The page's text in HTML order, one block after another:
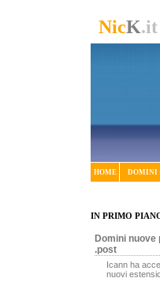
NicK.it
HOME DOMINI
IN PRIMO
Domini nuove
.post
Icann ha
nuovi